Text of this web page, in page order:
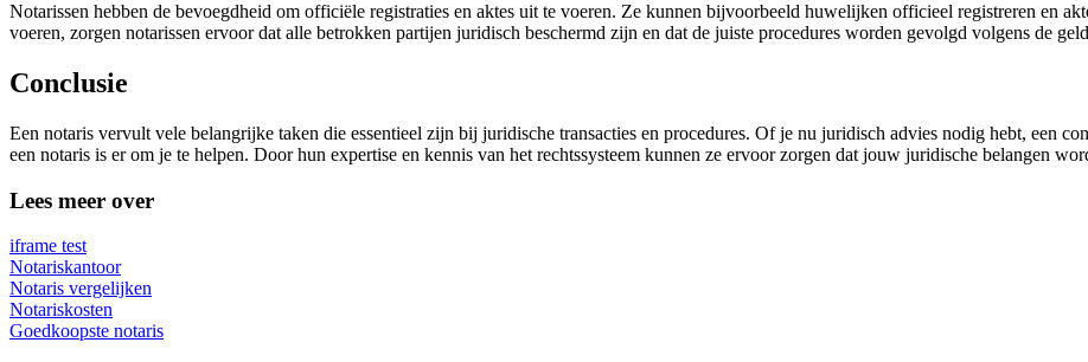
Notarissen hebben de bevoegdheid om officiële registraties en aktes uit te voeren. Ze kunnen bijvoorbeeld huwelijken officieel registreren en
voeren, zorgen notarissen ervoor dat alle betrokken partijen juridisch beschermd zijn en dat de juiste procedures worden gevolgd volgens de
Conclusie
Een notaris vervult vele belangrijke taken die essentieel zijn bij juridische transacties en procedures. Of je nu juridisch advies nodig hebt, een
een notaris is er om je te helpen. Door hun expertise en kennis van het rechtssysteem kunnen ze ervoor zorgen dat jouw juridische belangen
Lees meer over
iframe test
Notariskantoor
Notaris vergelijken
Notariskosten
Goedkoopste notaris